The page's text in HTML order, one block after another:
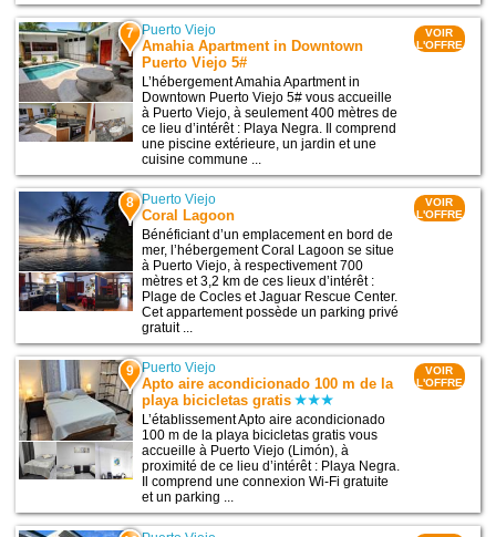
7 Puerto Viejo
Amahia Apartment in Downtown
Puerto Viejo 5#
L’hébergement Amahia Apartment in
Downtown Puerto Viejo 5# vous accueille
à Puerto Viejo, à seulement 400 mètres de
ce lieu d’intérêt : Playa Negra. Il comprend
une piscine extérieure, un jardin et une
cuisine commune ...
VOIR
L'OFFRE
8 Puerto Viejo
Coral Lagoon
Bénéficiant d’un emplacement en bord de
mer, l’hébergement Coral Lagoon se situe
à Puerto Viejo, à respectivement 700
mètres et 3,2 km de ces lieux d’intérêt :
Plage de Cocles et Jaguar Rescue Center.
Cet appartement possède un parking privé
gratuit ...
VOIR
L'OFFRE
9 Puerto Viejo
Apto aire acondicionado 100 m de la
playa bicicletas gratis
L’établissement Apto aire acondicionado
100 m de la playa bicicletas gratis vous
accueille à Puerto Viejo (Limón), à
proximité de ce lieu d’intérêt : Playa Negra.
Il comprend une connexion Wi-Fi gratuite
et un parking ...
VOIR
L'OFFRE